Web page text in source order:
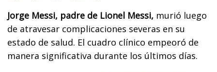
Jorge Messi, padre de Lionel Messi, murió luego
de atravesar complicaciones severas en su
estado de salud. El cuadro clínico empeoró de
manera significativa durante los últimos días.